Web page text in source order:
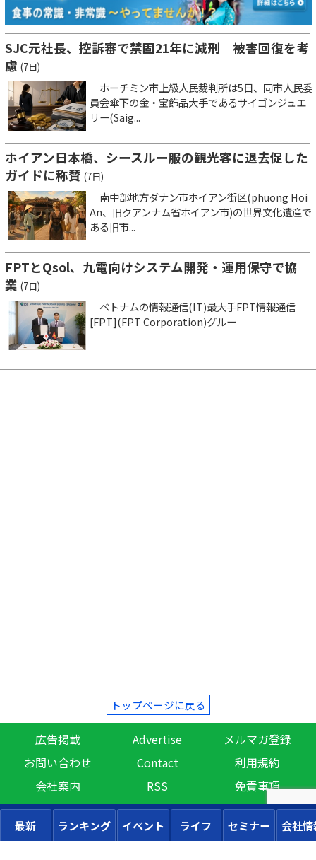
SJC元社長、控訴審で禁固21年に減刑 被害回復を考
慮 (7日)
ホーチミン市上級人民裁判所は5日、同市人民委
員会傘下の金・宝飾品大手であるサイゴンジュエ
リー(Saig...
ホイアン日本橋、シースルー服の観光客に退去促した
ガイドに称賛 (7日)
南中部地方ダナン市ホイアン街区(phuong Hoi
An、旧クアンナム省ホイアン市)の世界文化遺産で
ある旧市...
FPTとQsol、九電向けシステム開発・運用保守で協
業 (7日)
ベトナムの情報通信(IT)最大手FPT情報通信
[FPT](FPT Corporation)グルー
トップページに戻る
広告掲載 Advertise
メルマガ登録
お問い合わせ
Contact
利用規約
会社案内
RSS 免責事項
最新 ランキング イベント ライフ セミナー 会社